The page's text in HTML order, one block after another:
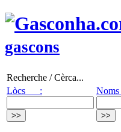
gascons
Recherche / Cèrca...
Lòcs :